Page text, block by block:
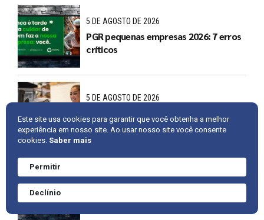
5 DE AGOSTO DE 2026
PGR pequenas empresas 2026: 7 erros
críticos
5 DE AGOSTO DE 2026
de ergonomia
e água
Este site usa cookies para garantir que você obtenha a melhor
experiência em nosso site. Ao usar nosso site você consente
cookies. Saber mais
Permitir
Declínio
Precisa de ajuda?
Converve agora